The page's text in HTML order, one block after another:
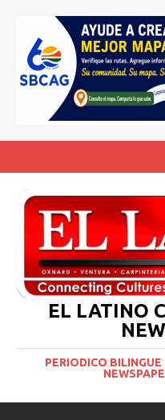
EL LATINO
PERIODICO